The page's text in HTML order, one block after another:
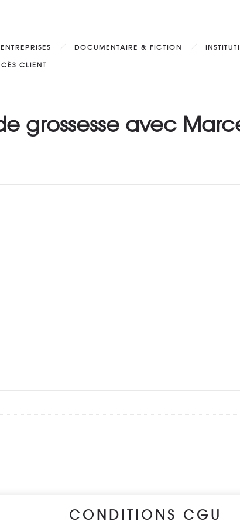
ENTREPRISES DOCUMENTAIRE & FICTION
CLIENT
grossesse avec
CONDITIONS CGU